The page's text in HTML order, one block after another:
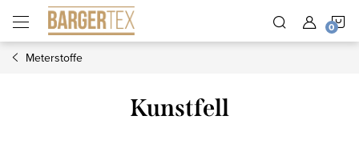
Inhalt
springen
Meterstoffe
Kunstfell